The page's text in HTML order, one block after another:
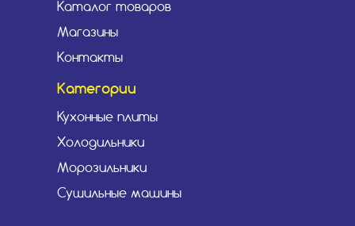
Каталог товаров
Магазины
Контакты
Категории
Кухонные плиты
Холодильники
Морозильники
Сушильные машины